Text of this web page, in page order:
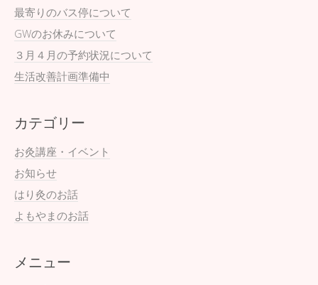
最寄りのバス停について
GWのお休みについて
３月４月の予約状況について
生活改善計画準備中
カテゴリー
お灸講座・イベント
お知らせ
はり灸のお話
よもやまのお話
メニュー